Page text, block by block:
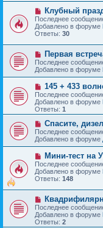
е
н
и
е
с
о
б
щ
е
н
и
е
Н
о
в
о
с
о
б
е
н
и
е
Клубный
Последнее
Добавлено в форуме
Ответы: 30
Н
о
в
о
с
о
о
б
е
н
и
е
Первая
Последнее
Добавлено в форуме
Н
о
в
о
е
с
о
б
е
н
и
е
145 + 433
Последнее
Добавлено в форуме
Ответы: 1
Н
о
в
о
е
с
о
о
б
е
н
и
е
Спасите,
Последнее
Добавлено в форуме
Н
о
в
о
е
с
о
о
б
щ
Мини-тест на
Последнее
Добавлено в форуме
Ответы: 148
Н
о
в
о
Последнее
Добавлено в форуме
Ответы: 2